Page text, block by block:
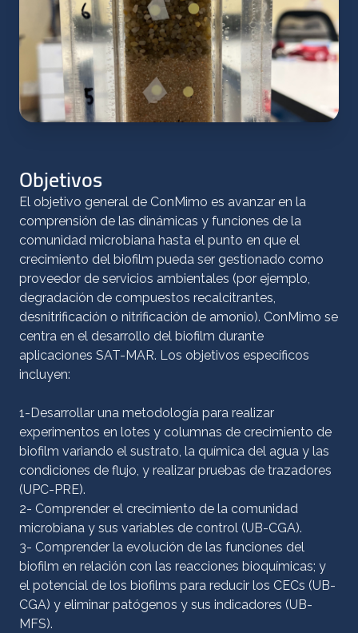
Objetivos
El objetivo general de ConMimo es avanzar en la
comprensión de las dinámicas y funciones de la
comunidad microbiana hasta el punto en que el
crecimiento del biofilm pueda ser gestionado como
proveedor de servicios ambientales (por ejemplo,
degradación de compuestos recalcitrantes,
desnitrificación o nitrificación de amonio). ConMimo se
centra en el desarrollo del biofilm durante
aplicaciones SAT-MAR. Los objetivos específicos
incluyen:
1-Desarrollar una metodología para realizar
experimentos en lotes y columnas de crecimiento de
biofilm variando el sustrato, la química del agua y las
condiciones de flujo, y realizar pruebas de trazadores
(UPC-PRE).
2- Comprender el crecimiento de la comunidad
microbiana y sus variables de control (UB-CGA).
3- Comprender la evolución de las funciones del
biofilm en relación con las reacciones bioquímicas; y
el potencial de los biofilms para reducir los CECs (UB-
CGA) y eliminar patógenos y sus indicadores (UB-
MFS).